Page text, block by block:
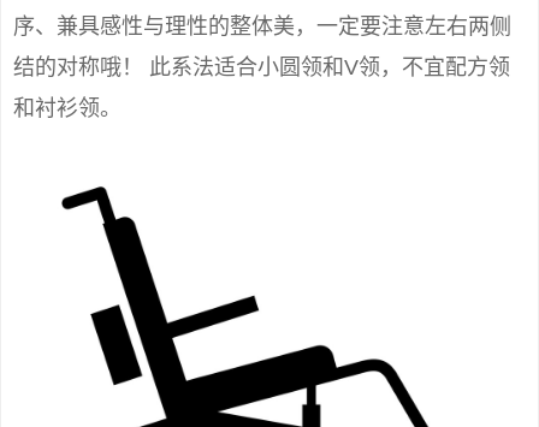
序、兼具感性与理性的整体美，一定要注意左右两侧
结的对称哦！ 此系法适合小圆领和V领，不宜配方领
和衬衫领。